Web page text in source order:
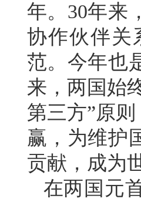
年。30年来
协作伙伴关
范。今年也
来，两国始
第三方”原
赢，为维护
贡献，成为
在两国元